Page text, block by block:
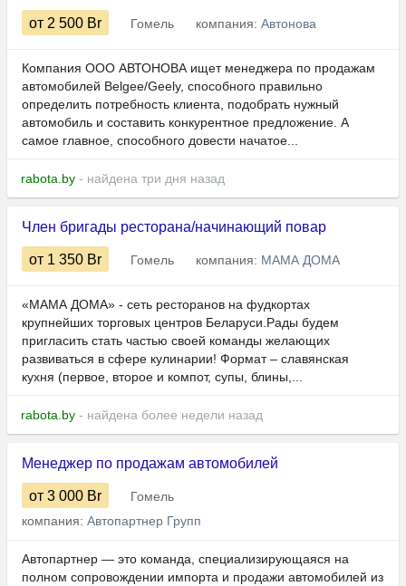
от 2 500 Br Гомель компания: Автонова
Компания ООО АВТОНОВА ищет менеджера по продажам
автомобилей Belgee/Geely, способного правильно
определить потребность клиента, подобрать нужный
автомобиль и составить конкурентное предложение. А
самое главное, способного довести начатое...
rabota.by - найдена три дня назад
Член бригады ресторана/начинающий повар
от 1 350 Br Гомель компания: МАМА ДОМА
«МАМА ДОМА» - сеть ресторанов на фудкортах
крупнейших торговых центров Беларуси.Рады будем
пригласить стать частью своей команды желающих
развиваться в сфере кулинарии! Формат – славянская
кухня (первое, второе и компот, супы, блины,...
rabota.by - найдена более недели назад
Менеджер по продажам автомобилей
от 3 000 Br
Гомель
компания: Автопартнер Групп
Автопартнер — это команда, специализирующаяся на
полном сопровождении импорта и продажи автомобилей из